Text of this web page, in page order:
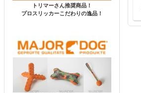
トリマーさん推奨商品！
プロスリッカーこだわりの逸品！